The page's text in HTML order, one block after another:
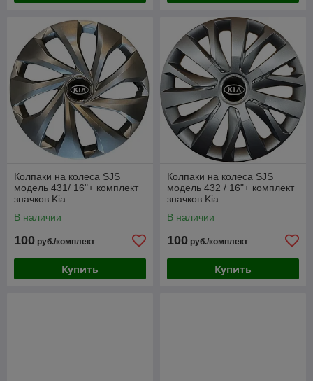
Колпаки на колеса SJS
модель 431/ 16"+ комплект
значков Kia
В наличии
100 руб./комплект
Купить
Колпаки на колеса SJS
модель 432 / 16"+ комплект
значков Kia
В наличии
100 руб./комплект
Купить